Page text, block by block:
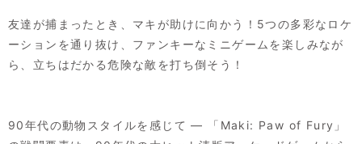
友達が捕まったとき、マキが助けに向かう！5つの多彩なロケ
ーションを通り抜け、ファンキーなミニゲームを楽しみなが
ら、立ちはだかる危険な敵を打ち倒そう！
90年代の動物スタイルを感じて — 「Maki: Paw of Fury」